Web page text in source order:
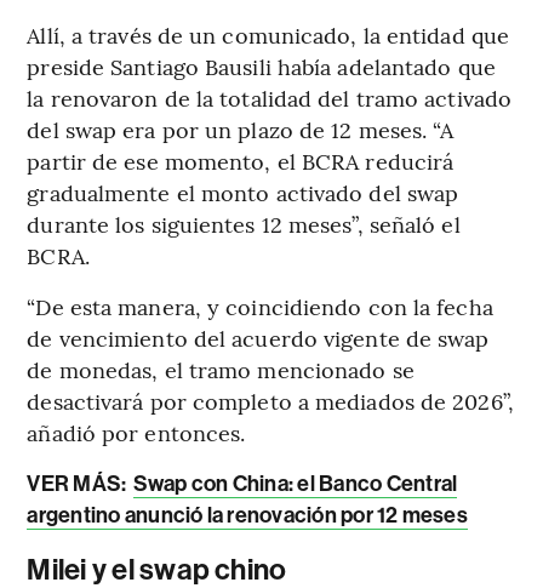
Allí, a través de un comunicado, la entidad que
preside Santiago Bausili había adelantado que
la renovaron de la totalidad del tramo activado
del swap era por un plazo de 12 meses. “A
partir de ese momento, el BCRA reducirá
gradualmente el monto activado del swap
durante los siguientes 12 meses”, señaló el
BCRA.
“De esta manera, y coincidiendo con la fecha
de vencimiento del acuerdo vigente de swap
de monedas, el tramo mencionado se
desactivará por completo a mediados de 2026”,
añadió por entonces.
VER MÁS: Swap con China: el Banco Central
argentino anunció la renovación por 12 meses
Milei y el swap chino